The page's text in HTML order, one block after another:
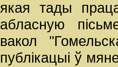
якая тады
абласную
вакол
публікацыі ў